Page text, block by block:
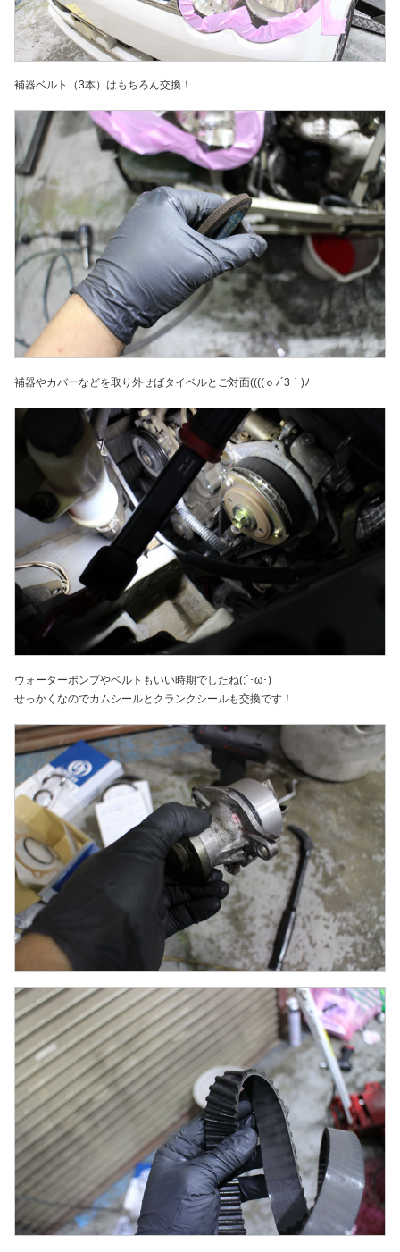
補器ベルト（3本）はもちろん交換！
補器やカバーなどを取り外せばタイベルとご対面((((ｏﾉ´3｀)ﾉ
ウォーターポンプやベルトもいい時期でしたね(;´･ω･)
せっかくなのでカムシールとクランクシールも交換です！